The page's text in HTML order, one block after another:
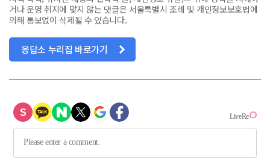
거나 운영 취지에 맞지 않는 댓글은 서울특별시 조례 및 개인정보보호법에
의해 통보없이 삭제될 수 있습니다.
응답소 누리집 바로가기